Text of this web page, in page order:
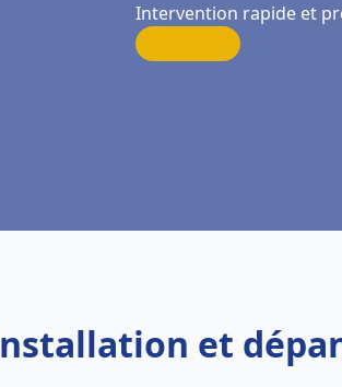
Intervention rapide et
et